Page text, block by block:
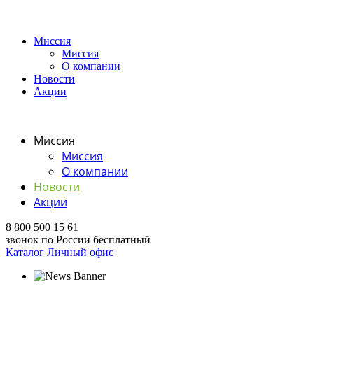
Миссия
Миссия
О компании
Новости
Акции
Миссия
Миссия
О компании
Новости
Акции
8 800 500 15 61
звонок по России бесплатный
Каталог Личный офис